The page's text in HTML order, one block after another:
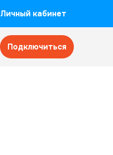
Личный кабинет
Подключиться